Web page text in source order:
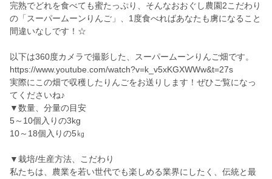
完熟でどれを食べても蜜たっぷり、そんなおおぐし農園2こだわり
の「スーパームーンりんご」、1度食べればあなたも虜になること
間違いなしです！☆
以下は360度カメラで撮影した、スーパームーンりんご畑です。
https://www.youtube.com/watch?v=k_v5xKGXWWw&t=27s
実際にこの畑で収穫したりんごをお送りします！ぜひご覧になっ
てくださいね♪
▼数量、分量の目安
5～10個入りの3kg
10～18個入りの5㎏
▼栽培/生産方法、こだわり
私たちは、農業を若い世代でも楽しめる業界にしたく、伝統と最